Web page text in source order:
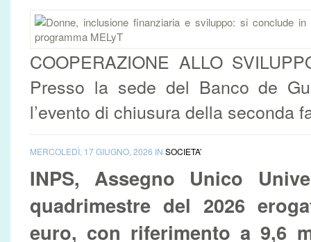
COOPERAZIONE ALLO
Presso la sede del Banco de
l’evento di chiusura della seconda
MERCOLEDÌ, 17 GIUGNO, 2026 IN SOCIETA’
INPS, Assegno Unico
quadrimestre del 2026
euro, con riferimento a 9,6